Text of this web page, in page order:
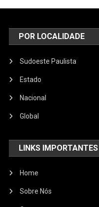
POR LOCALIDADE
Sudoeste Paulista
Estado
Nacional
Global
LINKS IMPORTANTES
Home
Sobre Nós